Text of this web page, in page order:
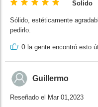
Solido
Sólido, estéticamente
pedirlo.
0 la gente encontró esto
Guillermo
Reseñado el Mar 01,2023